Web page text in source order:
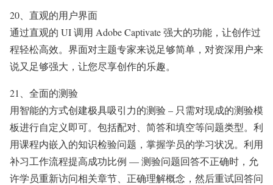
20、直观的用户界面
通过直观的 UI 调用 Adobe Captivate 强大的功能，让创作过
程轻松高效。界面对主题专家来说足够简单，对资深用户来
说又足够强大，让您尽享创作的乐趣。
21、全面的测验
用智能的方式创建极具吸引力的测验 – 只需对现成的测验模
板进行自定义即可。包括配对、简答和填空等问题类型。利
用课程内嵌入的知识检验问题，掌握学员的学习状况。利用
补习工作流程提高成功比例 — 测验问题回答不正确时，允
许学员重新访问相关章节、正确理解概念，然后重试回答问